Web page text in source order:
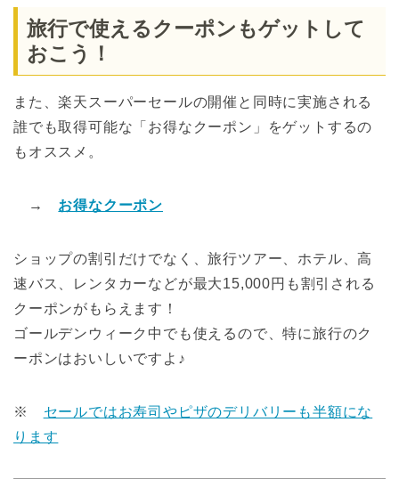
旅行で使えるクーポンもゲットして
おこう！
また、楽天スーパーセールの開催と同時に実施される
誰でも取得可能な「お得なクーポン」をゲットするの
もオススメ。
→ お得なクーポン
ショップの割引だけでなく、旅行ツアー、ホテル、高
速バス、レンタカーなどが最大15,000円も割引される
クーポンがもらえます！
ゴールデンウィーク中でも使えるので、特に旅行のク
ーポンはおいしいですよ♪
※ セールではお寿司やピザのデリバリーも半額にな
ります